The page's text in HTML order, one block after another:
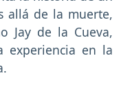
allá de la muerte,
Jay de la Cueva,
experiencia en la